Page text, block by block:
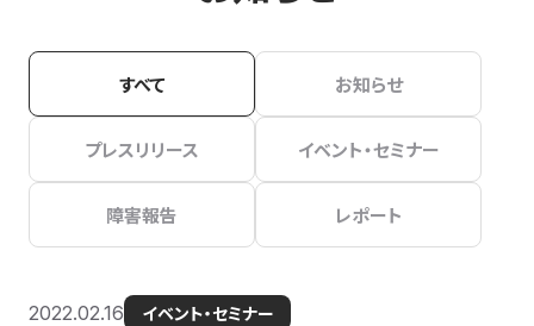
すべて お知らせ
プレスリリース イベント・セミナー
障害報告 レポート
2022.02.16 イベント・セミナー